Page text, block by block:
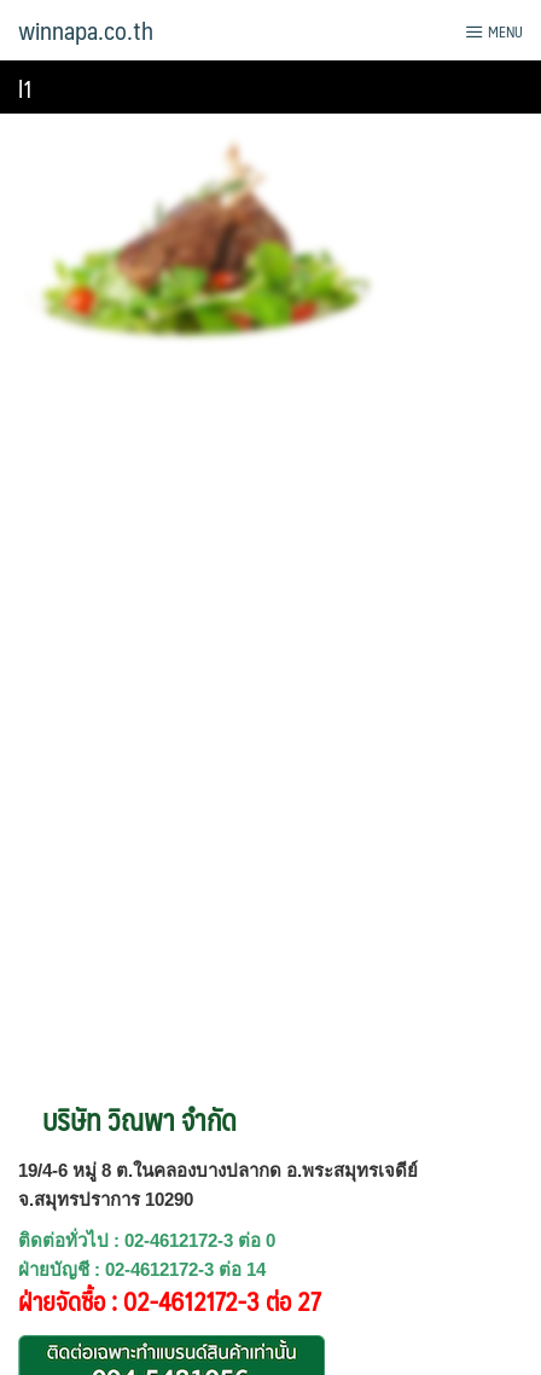
winnapa.co.th MENU
l1
บริษัท วิณพา จำกัด
19/4-6 หมู่ 8 ต.ในคลองบางปลากด อ.พระสมุทรเจดีย์
จ.สมุทรปราการ 10290
ติดต่อทั่วไป : 02-4612172-3 ต่อ 0
ฝ่ายบัญชี : 02-4612172-3 ต่อ 14
ฝ่ายจัดซื้อ : 02-4612172-3 ต่อ 27